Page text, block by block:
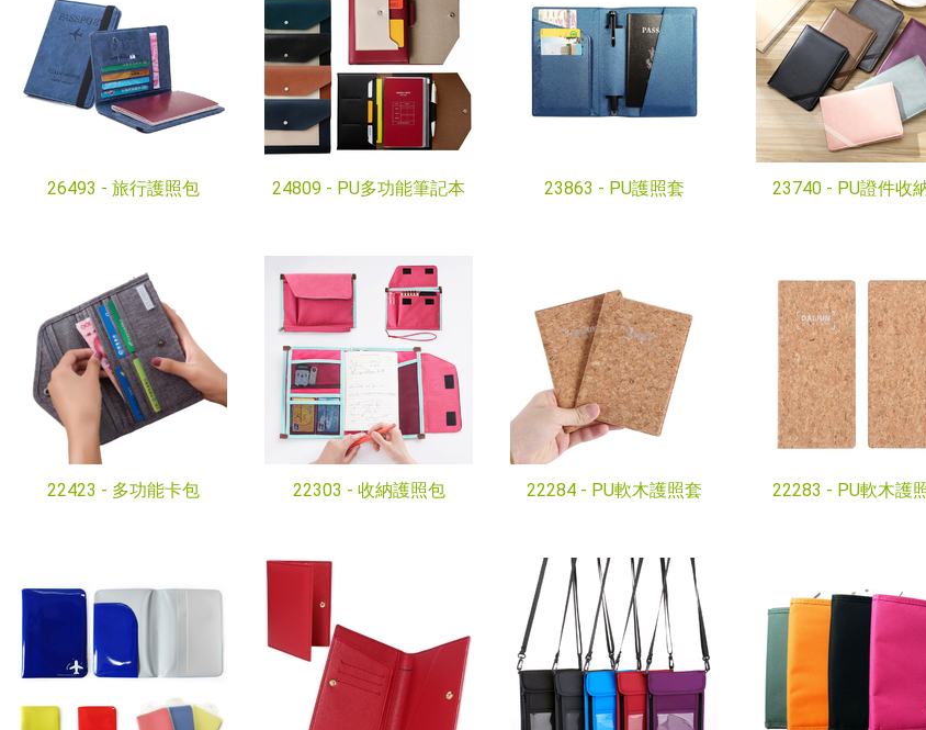
26493 - 旅行護照包 24809 - PU多功能筆記本 23863 - PU護照套 23740 - PU證件收
22423 - 多功能卡包 22303 - 收納護照包 22284 - PU軟木護照套 22283 - PU軟木護